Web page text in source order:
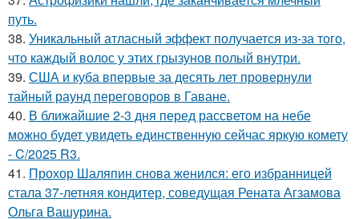
путь.
38. Уникальный атласный эффект получается из-за того,
что каждый волос у этих грызунов полый внутри.
39. США и куба впервые за десять лет провернули
тайный раунд переговоров в Гаване.
40. В ближайшие 2-3 дня перед рассветом на небе
можно будет увидеть единственную сейчас яркую комету
- C/2025 R3.
41. Прохор Шаляпин снова женился: его избранницей
стала 37-летняя кондитер, соведущая Рената Агзамова
Ольга Вашурина.